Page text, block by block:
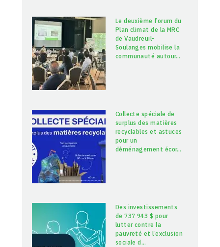
Le deuxième forum du
Plan climat de la MRC
de Vaudreuil-
Soulanges mobilise la
communauté autour…
Collecte spéciale de
surplus des matières
recyclables et astuces
pour un
déménagement écor…
Des investissements
de 737 943 $ pour
lutter contre la
pauvreté et l’exclusion
sociale d…